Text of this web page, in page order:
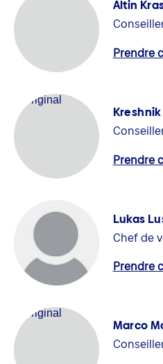
Altin
Prendre
Prendre
Lukas
Chef de
Prendre
Marco